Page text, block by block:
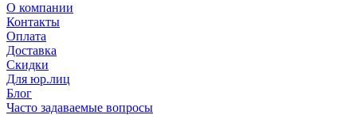
О компании
Контакты
Оплата
Доставка
Скидки
Для юр.лиц
Блог
Часто задаваемые вопросы